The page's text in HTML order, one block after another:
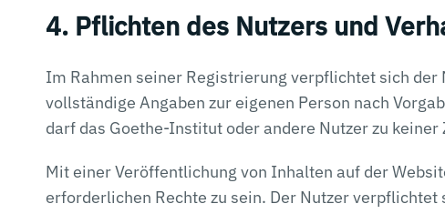
4. Pflichten des Nutzers und
Im Rahmen seiner Registrierung verpflichtet sich
vollständige Angaben zur eigenen Person nach
darf das Goethe-Institut oder andere Nutzer zu
Mit einer Veröffentlichung von Inhalten auf der
erforderlichen Rechte zu sein. Der Nutzer verpflichtet